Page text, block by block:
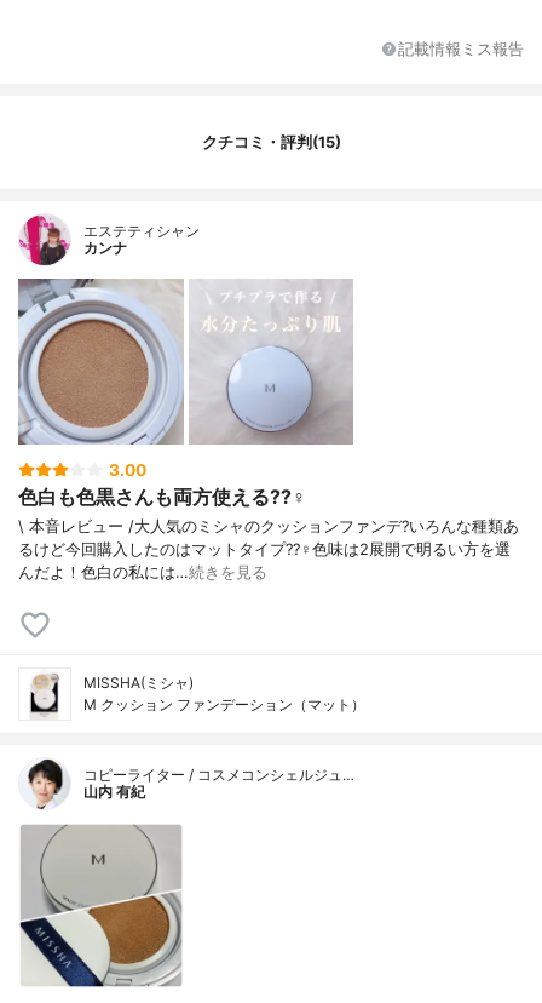
ンアミド、ジフェニルシロキシフェニルト
ル/カプリン酸)BG、セチルPEG/PPG-10/1
メチルクロスポリマー、ジステアルジモニ
ウムヘクトライト、ステアリン酸、アルミ
ナ、トリエトキシカプリリルシラン、ジメ
チコンクロスポリマー、エチルヘキシルグ
リセリン、アデノシン、EDTA-2Na、シリ
カ、カニナバラ果実油、窒化ホウ素、アボ
カド油、オリーブ果実油、キシリトール、P
EG-32、ヒマワリ種子油、テリハボク種子
キス、バオバブ果実エキス、酸素、トコフ
ェロール、フェノキシエタノール、香料
記載情報ミス報告
クチコミ・評判(15)
エステティシャン
カンナ
3.00
色白も色黒さんも両方使える??‍♀️
\ 本音レビュー /大人気のミシャのクッションファンデ?いろんな種類あ
るけど今回購入したのはマットタイプ??‍♀️色味は2展開で明るい方を選
んだよ！色白の私には…続きを見る
MISSHA(ミシャ)
M クッション ファンデーション（マット）
コピーライター / コスメコンシェルジュ…
山内 有紀